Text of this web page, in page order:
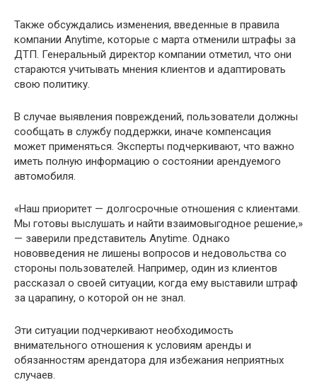
Также обсуждались изменения, введенные в правила
компании Anytime, которые с марта отменили штрафы за
ДТП. Генеральный директор компании отметил, что они
стараются учитывать мнения клиентов и адаптировать
свою политику.
В случае выявления повреждений, пользователи должны
сообщать в службу поддержки, иначе компенсация
может применяться. Эксперты подчеркивают, что важно
иметь полную информацию о состоянии арендуемого
автомобиля.
«Наш приоритет — долгосрочные отношения с клиентами.
Мы готовы выслушать и найти взаимовыгодное решение,»
— заверили представитель Anytime. Однако
нововведения не лишены вопросов и недовольства со
стороны пользователей. Например, один из клиентов
рассказал о своей ситуации, когда ему выставили штраф
за царапину, о которой он не знал.
Эти ситуации подчеркивают необходимость
внимательного отношения к условиям аренды и
обязанностям арендатора для избежания неприятных
случаев.